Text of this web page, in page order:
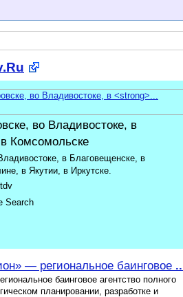
во Владивостоке, в
Комсомольске
в Благовещенске, в
в Якутии, в Иркутске.
Search
— региональное баинговое
баинговое агентство полного
планировании, разработке и